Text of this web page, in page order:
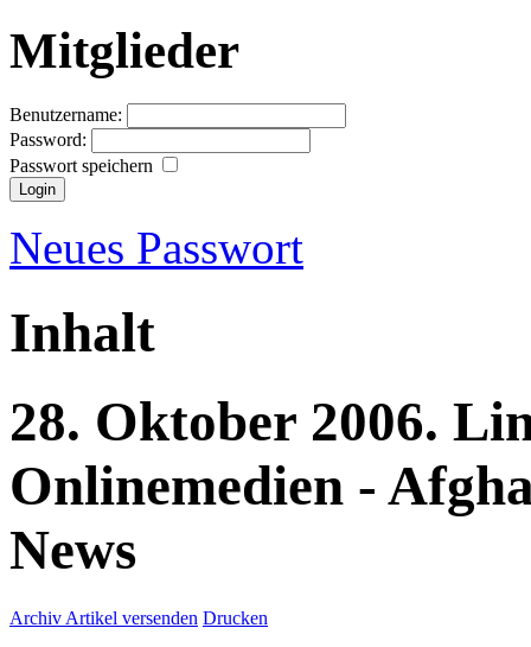
Mitglieder
Benutzername:
Password:
Passwort speichern
Neues Passwort
Inhalt
28. Oktober 2006.
Onlinemedien -
News
Archiv Artikel versenden Drucken